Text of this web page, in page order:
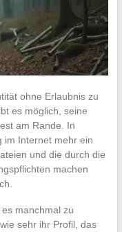
ohne Erlaubnis zu
es möglich, seine
am Rande. In
im Internet mehr ein
und die durch die
machen
manchmal zu
sehr ihr Profil, das